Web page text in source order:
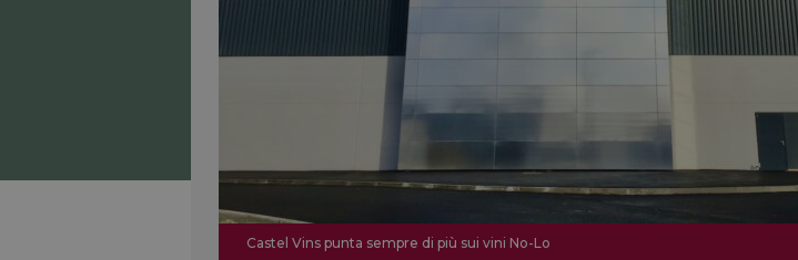
Castel Vins punta sempre di più sui vini No-Lo